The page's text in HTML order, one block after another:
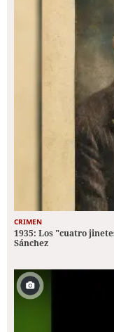
CRIMEN
1935: Los "cuatro
Sánchez